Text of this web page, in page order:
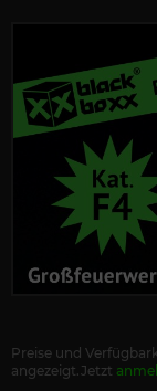
Preise und
angezeigt.Jetzt